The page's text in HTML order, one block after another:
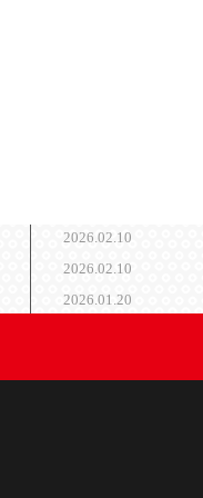
2026.02.10
2026.02.10
2026.01.20